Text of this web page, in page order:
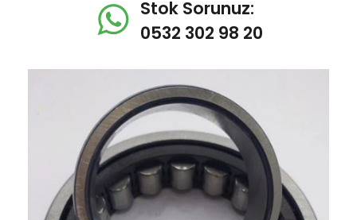
Stok Sorunuz:
0532 302 98 20